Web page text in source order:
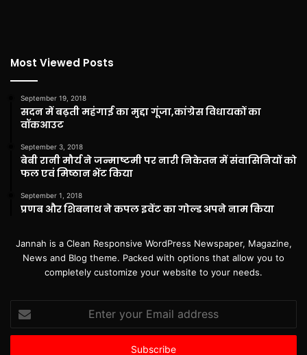
Most Viewed Posts
September 19, 2018
सदन में बढ़ती महंगाई का मुद्दा गूंजा,कांग्रेस विधायकों का
वॉकआउट
September 3, 2018
बेबी रानी मौर्य ने जन्माष्टमी पर नारी निकेतन में संवासिनियों को
फल एवं मिष्ठान भेंट किया
September 1, 2018
प्रणब और शिबनाथ ने कपल इवेंट का गोल्ड अपने नाम किया
Jannah is a Clean Responsive WordPress Newspaper, Magazine,
News and Blog theme. Packed with options that allow you to
completely customize your website to your needs.
your
Email